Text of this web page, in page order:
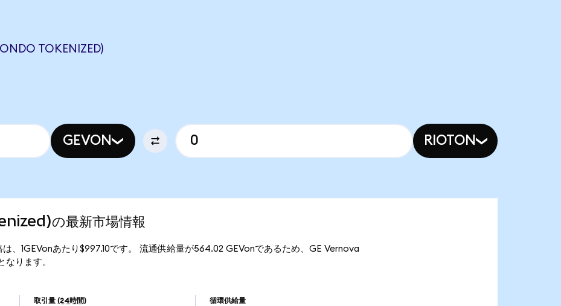
TOKENIZED)
GEVON RIOTON
の最新市場情報
、1GEVonあたり$997.10です。 流通供給量が564.02 GEVonであるため、GE Vernova
ります。
取引量 (24時間) 循環供給量